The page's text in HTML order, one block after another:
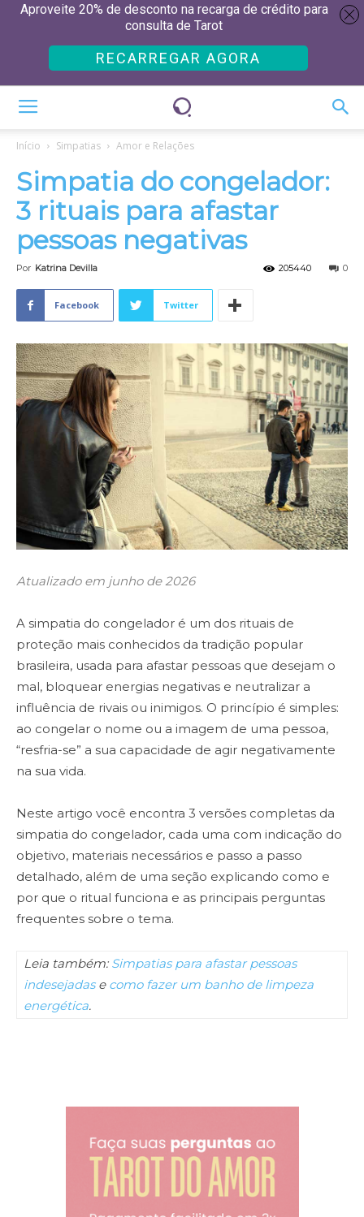
Início Simpatias Amor e Relações
Simpatia do congelador:
3 rituais para afastar
pessoas negativas
Por Katrina Devilla 0
205440
Facebook Twitter
Atualizado em junho de 2026
A simpatia do congelador é um dos rituais de
proteção mais conhecidos da tradição popular
brasileira, usada para afastar pessoas que desejam o
mal, bloquear energias negativas e neutralizar a
influência de rivais ou inimigos. O princípio é simples:
ao congelar o nome ou a imagem de uma pessoa,
“resfria-se” a sua capacidade de agir negativamente
na sua vida.
Neste artigo você encontra 3 versões completas da
simpatia do congelador, cada uma com indicação do
objetivo, materiais necessários e passo a passo
detalhado, além de uma seção explicando como e
por que o ritual funciona e as principais perguntas
frequentes sobre o tema.
Leia também: Simpatias para afastar pessoas
indesejadase como fazer um banho de limpeza
energética.
Aproveite 20% de desconto na recarga de crédito para
consulta de Tarot
RECARREGAR AGORA